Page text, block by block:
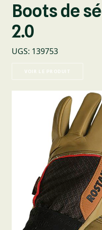
Boots de
2.0
UGS: 139753
VOIR LE PRODUIT